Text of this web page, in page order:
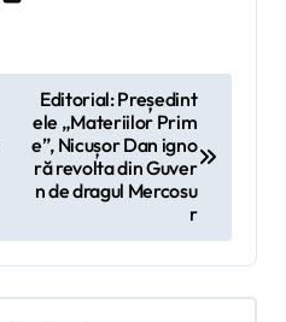
Editorial: Președint
ele „Materiilor Prim
e”, Nicușor Dan igno
ră revolta din Guver
n de dragul Mercosu
r